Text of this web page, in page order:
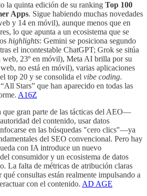
la quinta edición de su ranking Top 100
Apps. Sigue habiendo muchas novedades
y 14 en móvil), aunque menos que en
lo que apunta a un ecosistema que se
highlights: Gemini se posiciona segundo
el incontestable ChatGPT; Grok se sitúa
web, 23º en móvil), Meta AI brilla por su
no está en móvil), varias aplicaciones
top 20 y se consolida el vibe coding.
Stars” que han aparecido en todas las
A16Z
que gran parte de las tácticas del AEO—
del contenido, usar datos
en las búsquedas "cero clics"—ya
del SEO convencional. Pero hay
con IA introduce un nuevo
consumidor y un ecosistema de datos
La falta de métricas de atribución claras
consultas están realmente impulsando a
con el contenido. AD AGE